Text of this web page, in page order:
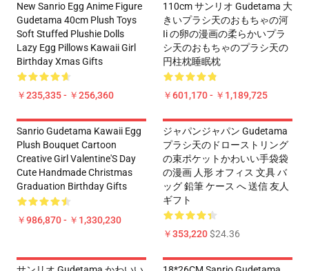
New Sanrio Egg Anime Figure
Gudetama 40cm Plush Toys
Soft Stuffed Plushie Dolls
Lazy Egg Pillows Kawaii Girl
Birthday Xmas Gifts
￥235,335 - ￥256,360
110cm サンリオ Gudetama 大
きいプラシ天のおもちゃの河
Ii の卵の漫画の柔らかいプラ
シ天のおもちゃのプラシ天の
円柱枕睡眠枕
￥601,170 - ￥1,189,725
Sanrio Gudetama Kawaii Egg
Plush Bouquet Cartoon
Creative Girl Valentine'S Day
Cute Handmade Christmas
Graduation Birthday Gifts
￥986,870 - ￥1,330,230
ジャパンジャパン Gudetama
プラシ天のドローストリング
の束ポケットかわいい手袋袋
の漫画 人形 オフィス 文具 バ
ッグ 鉛筆 ケース へ 送信 友人
ギフト
￥353,220$24.36